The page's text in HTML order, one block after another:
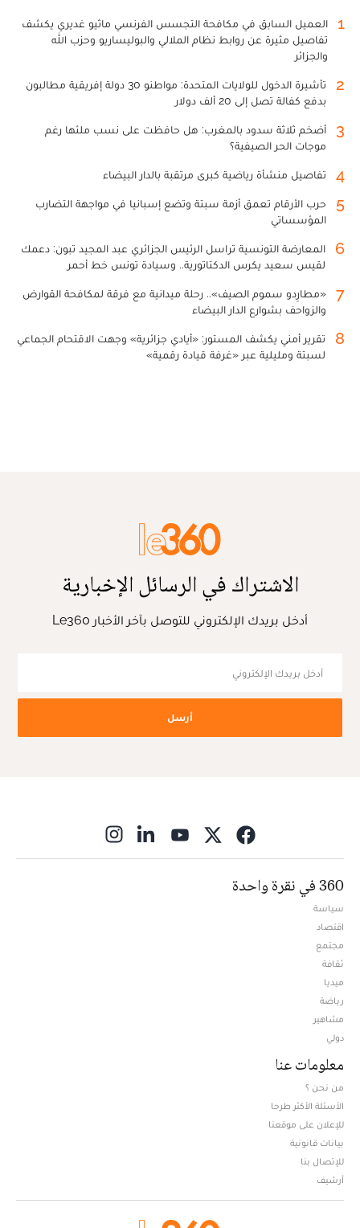
1
العميل السابق في مكافحة التجسس الفرنسي ماثيو غديري يكشف
تفاصيل مثيرة عن روابط نظام الملالي والبوليساريو وحزب الله
والجزائر
2
تأشيرة الدخول للولايات المتحدة: مواطنو 30 دولة إفريقية مطالبون
بدفع كفالة تصل إلى 20 ألف دولار
3
أضخم ثلاثة سدود بالمغرب: هل حافظت على نسب ملئها رغم
موجات الحر الصيفية؟
4 تفاصيل منشأة رياضية كبرى مرتقبة بالدار البيضاء
5
حرب الأرقام تعمق أزمة سبتة وتضع إسبانيا في مواجهة التضارب
المؤسساتي
6
المعارضة التونسية تراسل الرئيس الجزائري عبد المجيد تبون: دعمك
لقيس سعيد يكرس الدكتاتورية.. وسيادة تونس خط أحمر
7
«مطارِدو سموم الصيف».. رحلة ميدانية مع فرقة لمكافحة القوارض
والزواحف بشوارع الدار البيضاء
8
تقرير أمني يكشف المستور: «أيادي جزائرية» وجهت الاقتحام الجماعي
لسبتة ومليلية عبر «غرفة قيادة رقمية»
الاشتراك في الرسائل الإخبارية
أدخل بريدك الإلكتروني للتوصل بآخر الأخبار Le360
أرسل
360 في نقرة واحدة
سياسة
اقتصاد
مجتمع
ثقافة
ميديا
رياضة
مشاهير
دولي
معلومات عنا
من نحن ؟
الأسئلة الأكثر طرحا
للإعلان على موقعنا
بيانات قانونية
للإتصال بنا
أرشيف